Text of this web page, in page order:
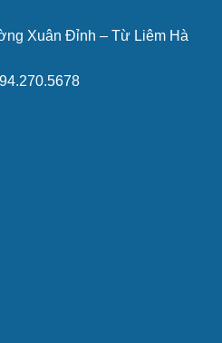
Xuân Đỉnh – Từ Liêm Hà